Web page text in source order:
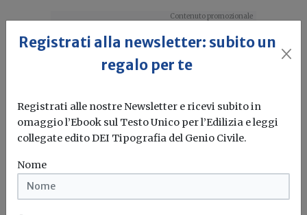
Registrati alla newsletter: subito un
regalo per te
Registrati alle nostre Newsletter e ricevi subito in
omaggio l’Ebook sul Testo Unico per l’Edilizia e leggi
collegate edito DEI Tipografia del Genio Civile.
Nome